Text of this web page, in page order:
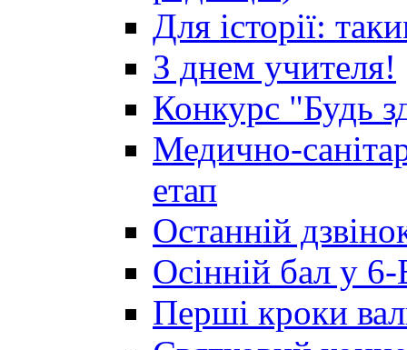
Для історії:
З днем учителя!
Конкурс "Будь
Медично-
етап
Останній
Осінній бал у 6-
Перші кроки